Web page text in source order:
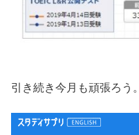
引き続き今月も頑張ろう。